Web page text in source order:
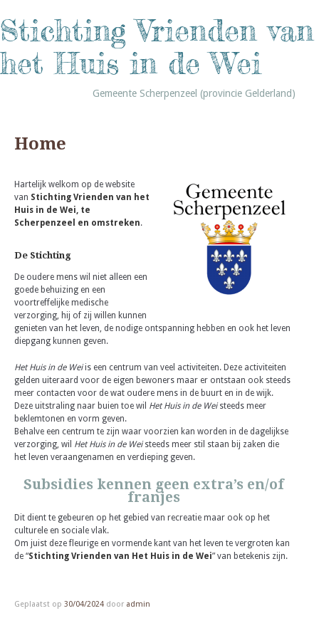
Stichting Vrienden van
het Huis in de Wei
Gemeente Scherpenzeel (provincie Gelderland)
Home
Hartelijk welkom op de website
van Stichting Vrienden van het
Huis in de Wei, te
Scherpenzeel en omstreken.
De Stichting
De oudere mens wil niet alleen een
goede behuizing en een
voortreffelijke medische
verzorging, hij of zij willen kunnen
genieten van het leven, de nodige ontspanning hebben en ook het leven
diepgang kunnen geven.
Het Huis in de Weiis een centrum van veel activiteiten. Deze activiteiten
gelden uiteraard voor de eigen bewoners maar er ontstaan ook steeds
meer contacten voor de wat oudere mens in de buurt en in de wijk.
Deze uitstraling naar buien toe wil Het Huis in de Weisteeds meer
beklemtonen en vorm geven.
Behalve een centrum te zijn waar voorzien kan worden in de dagelijkse
verzorging, wil Het Huis in de Weisteeds meer stil staan bij zaken die
het leven veraangenamen en verdieping geven.
Subsidies kennen geen extra’s en/of
franjes
Dit dient te gebeuren op het gebied van recreatie maar ook op het
culturele en sociale vlak.
Om juist deze fleurige en vormende kant van het leven te vergroten kan
de “Stichting Vrienden van Het Huis in de Wei” van betekenis zijn.
Geplaatst op 30/04/2024 door admin